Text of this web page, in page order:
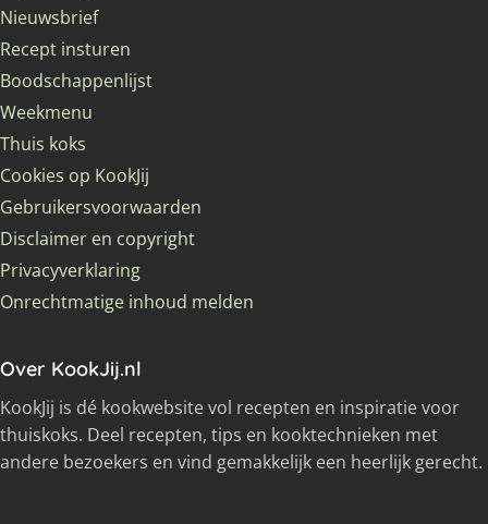
Nieuwsbrief
Recept insturen
Boodschappenlijst
Weekmenu
Thuis koks
Cookies op KookJij
Gebruikersvoorwaarden
Disclaimer en copyright
Privacyverklaring
Onrechtmatige inhoud melden
Over KookJij.nl
KookJij is dé kookwebsite vol recepten en inspiratie voor
thuiskoks. Deel recepten, tips en kooktechnieken met
andere bezoekers en vind gemakkelijk een heerlijk gerecht.